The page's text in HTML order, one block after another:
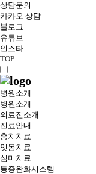
상담문의
카카오 상담
블로그
유튜브
인스타
TOP
병원소개
병원소개
의료진소개
진료안내
충치치료
잇몸치료
심미치료
통증완화시스템